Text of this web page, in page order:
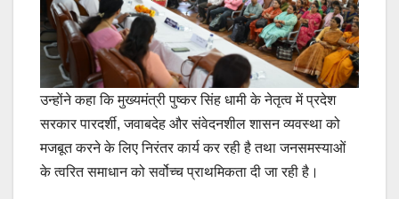
उन्होंने कहा कि मुख्यमंत्री पुष्कर सिंह धामी के नेतृत्व में प्रदेश
सरकार पारदर्शी, जवाबदेह और संवेदनशील शासन व्यवस्था को
मजबूत करने के लिए निरंतर कार्य कर रही है तथा जनसमस्याओं
के त्वरित समाधान को सर्वोच्च प्राथमिकता दी जा रही है।